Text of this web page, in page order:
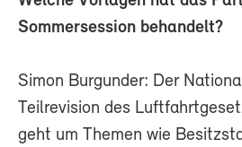
Sommersession behandelt?
Simon Burgunder: Der
Teilrevision des
geht um Themen wie